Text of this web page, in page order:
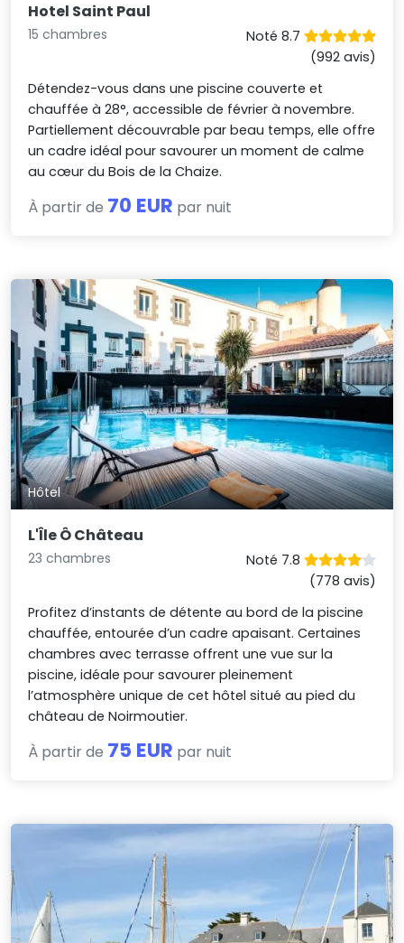
Hotel Saint Paul
15 chambres
Noté 8.7
(992 avis)
Détendez-vous dans une piscine couverte et
chauffée à 28°, accessible de février à novembre.
Partiellement découvrable par beau temps, elle offre
un cadre idéal pour savourer un moment de calme
au cœur du Bois de la Chaize.
À partir de 70 EUR par nuit
Hôtel
L'Île Ô Château
23 chambres
Noté 7.8
(778 avis)
Profitez d’instants de détente au bord de la piscine
chauffée, entourée d’un cadre apaisant. Certaines
chambres avec terrasse offrent une vue sur la
piscine, idéale pour savourer pleinement
l’atmosphère unique de cet hôtel situé au pied du
château de Noirmoutier.
À partir de 75 EUR par nuit